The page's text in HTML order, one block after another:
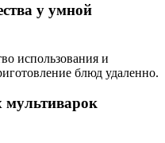
у умной
использования и
блюд удаленно.
мультиварок